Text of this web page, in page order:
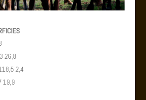
26,8
2,4
19,9